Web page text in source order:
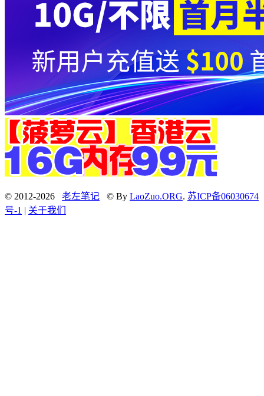
© 2012-2026 老左笔记 © By LaoZuo.ORG. 苏ICP备06030674
号-1 | 关于我们